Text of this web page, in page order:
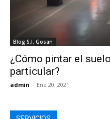
Blog S.I. Gosan
¿Cómo pintar el
particular?
admin - Ene 20, 2021